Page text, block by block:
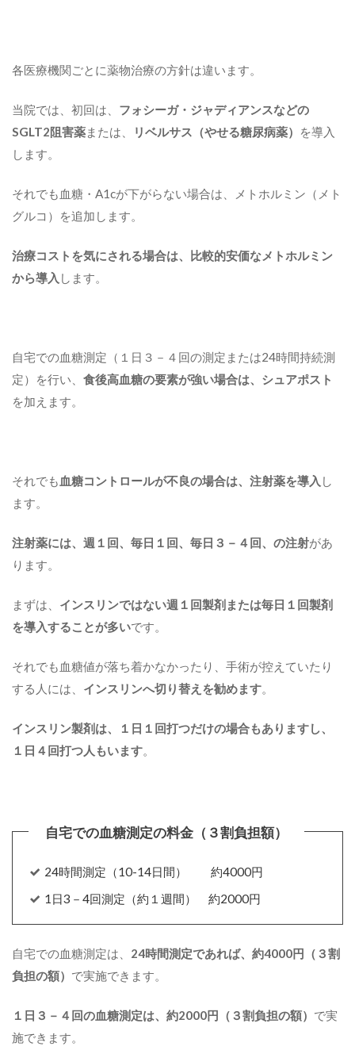
各医療機関ごとに薬物治療の方針は違います。
当院では、初回は、 フォシーガ・ジャディアンスなどの
SGLT2阻害薬または、 リベルサス（やせる糖尿病薬）
を導入
します。
それでも血糖・A1cが下がらない場合は、メトホルミン（メト
グルコ）を追加します。
治療コストを気にされる場合は、比較的安価なメトホルミン
から導入 します。
自宅での血糖測定（１日３－４回の測定または24時間持続測
定）を行い、 食後高血糖の要素が強い場合は、シュアポスト
を加えます。
それでも 血糖コントロールが不良の場合は、注射薬を導入 し
ます。
注射薬には、週１回、毎日１回、毎日３－４回、の注射があ
ります。
まずは、 インスリンではない週１回製剤または毎日１回製剤
を導入することが多いです。
それでも血糖値が落ち着かなかったり、手術が控えていたり
する人には、 インスリンへ切り替えを勧めます
インスリン製剤は、１日１回打つだけの場合もありますし、
１日４回打つ人もいます
24時間測定（10-14日間） 約4000円
1日3－4回測定（約１週間） 約2000円
自宅での血糖測定は、 24時間測定であれば、約4000円（３割
負担の額） で実施できます。
１日３－４回の血糖測定は、約2000円（３割負担の額） で実
施できます。